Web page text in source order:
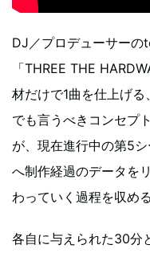
DJ／プロデューサー
「THREE THE
材だけで1曲を仕上げ
でも言うべきコンセプ
が、現在進行中の第5
へ制作経過のデータを
わっていく過程を収め
各自に与えられた30分